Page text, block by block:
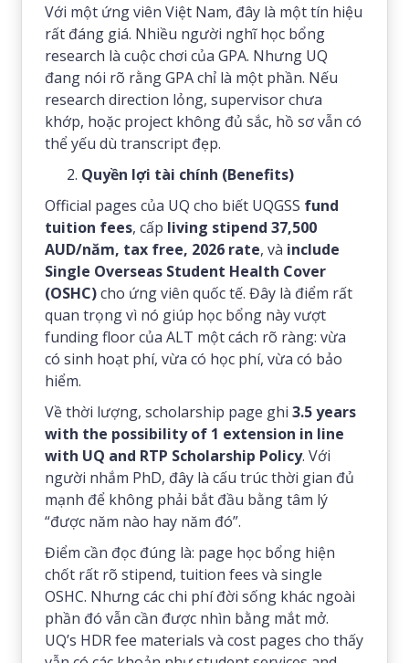
Với một ứng viên Việt Nam, đây là một tín hiệu
rất đáng giá. Nhiều người nghĩ học bổng
research là cuộc chơi của GPA. Nhưng UQ
đang nói rõ rằng GPA chỉ là một phần. Nếu
research direction lỏng, supervisor chưa
khớp, hoặc project không đủ sắc, hồ sơ vẫn có
thể yếu dù transcript đẹp.
Quyền lợi tài chính (Benefits)
Official pages của UQ cho biết UQGSS fund
tuition fees, cấp living stipend 37,500
AUD/năm, tax free, 2026 rate, và include
Single Overseas Student Health Cover
(OSHC)cho ứng viên quốc tế. Đây là điểm rất
quan trọng vì nó giúp học bổng này vượt
funding floor của ALT một cách rõ ràng: vừa
có sinh hoạt phí, vừa có học phí, vừa có bảo
hiểm.
Về thời lượng, scholarship page ghi3.5 years
with the possibility of 1 extension in line
with UQ and RTP Scholarship Policy. Với
người nhắm PhD, đây là cấu trúc thời gian đủ
mạnh để không phải bắt đầu bằng tâm lý
“được năm nào hay năm đó”.
Điểm cần đọc đúng là: page học bổng hiện
chốt rất rõ stipend, tuition fees và single
OSHC. Nhưng các chi phí đời sống khác ngoài
phần đó vẫn cần được nhìn bằng mắt mở.
UQ’s HDR fee materials và cost pages cho thấy